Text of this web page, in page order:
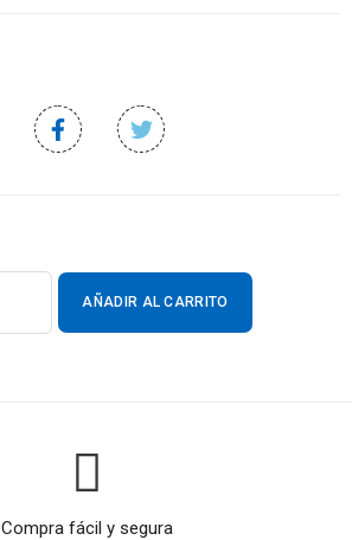
AÑADIR AL CARRITO
Compra fácil y segura